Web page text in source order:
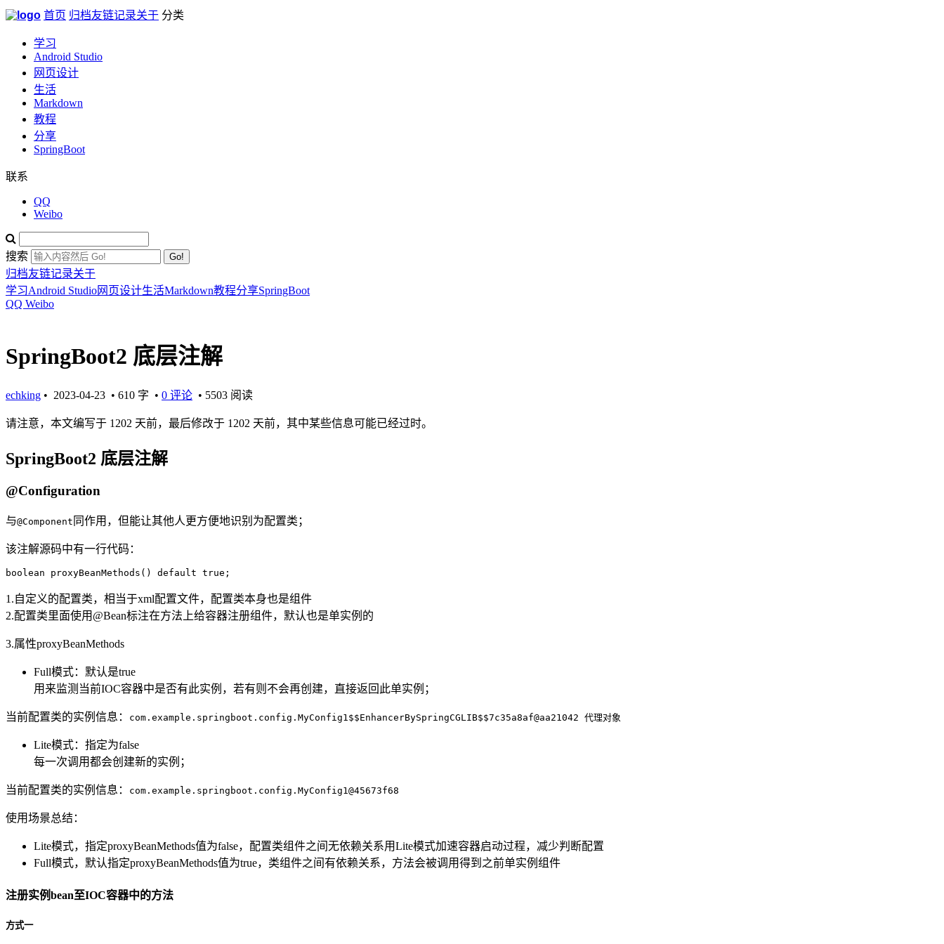
首页 归档友链记录关于 分类
学习
Android Studio
网页设计
生活
Markdown
教程
分享
SpringBoot
联系
QQ
Weibo
搜索 Go!
归档友链记录关于
学习Android Studio网页设计生活Markdown教程分享SpringBoot
QQ Weibo
SpringBoot2 底层注解
echking • 2023-04-23 • 610 字 • 0 评论 • 5503 阅读
请注意，本文编写于 1202 天前，最后修改于 1202 天前，其中某些信息可能已经过时。
SpringBoot2 底层注解
@Configuration
与@Component 同作用，但能让其他人更方便地识别为配置类；
该注解源码中有一行代码：
boolean proxyBeanMethods() default true;
1.自定义的配置类，相当于xml配置文件，配置类本身也是组件
2.配置类里面使用@Bean标注在方法上给容器注册组件，默认也是单实例的
3.属性proxyBeanMethods
Full模式：默认是true
用来监测当前IOC容器中是否有此实例，若有则不会再创建，直接返回此单实例；
当前配置类的实例信息： com.example.springboot.config.MyConfig1$$EnhancerBySpringCGLIB$$7c35a8af@aa21042 代理对象
Lite模式：指定为false
每一次调用都会创建新的实例；
当前配置类的实例信息： com.example.springboot.config.MyConfig1@45673f68
使用场景总结：
Lite模式，指定proxyBeanMethods值为false，配置类组件之间无依赖关系用Lite模式加速容器启动过程，减少判断配置
Full模式，默认指定proxyBeanMethods值为true，类组件之间有依赖关系，方法会被调用得到之前单实例组件
注册实例bean至IOC容器中的方法
方式一